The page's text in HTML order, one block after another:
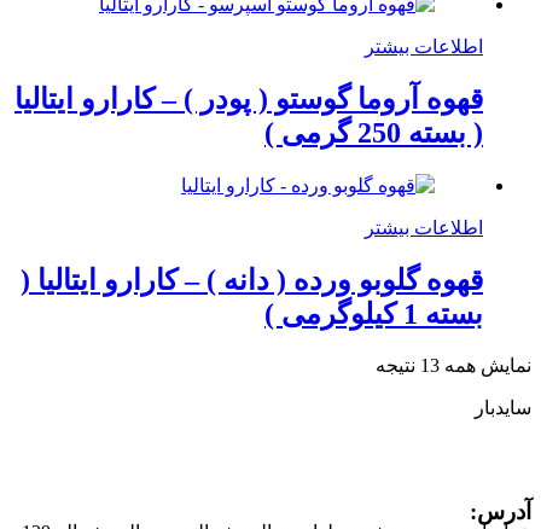
اطلاعات بیشتر
قهوه آروما گوستو ( پودر ) – کارارو ایتالیا
( بسته 250 گرمی )
اطلاعات بیشتر
قهوه گلوبو ورده ( دانه ) – کارارو ایتالیا (
بسته 1 کیلوگرمی )
نمایش همه 13 نتیجه
سایدبار
آدرس: